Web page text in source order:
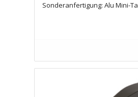
Sonderanfertigung: Alu Mini-